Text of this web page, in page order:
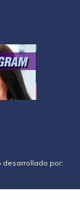
desarrollado por: